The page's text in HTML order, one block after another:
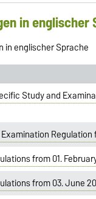
in englischer
englischer Sprache
Study and
Regulation
from 01.
from 03. June